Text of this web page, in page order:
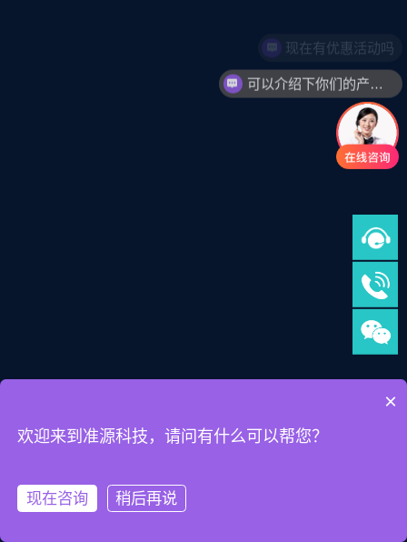
充电系统 低压或高压电池系统
现在有优惠活动吗
×
欢迎来到准源科技，请问有什么可以帮您？
现在咨询 稍后再说